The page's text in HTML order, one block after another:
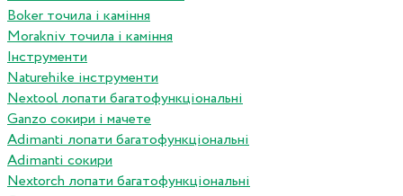
Boker точила і каміння
Morakniv точила і каміння
Інструменти
Naturehike інструменти
Nextool лопати багатофункціональні
Ganzo сокири і мачете
Adimanti лопати багатофункціональні
Adimanti сокири
Nextorch лопати багатофункціональні